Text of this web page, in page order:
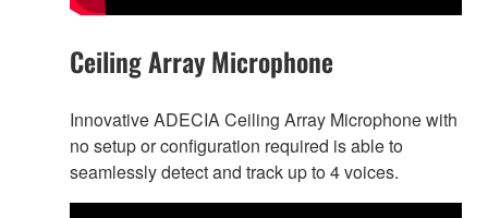
Ceiling Array Microphone
Innovative ADECIA Ceiling Array Microphone with
no setup or configuration required is able to
seamlessly detect and track up to 4 voices.